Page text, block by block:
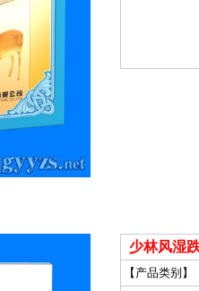
少林风湿
【产品类别】